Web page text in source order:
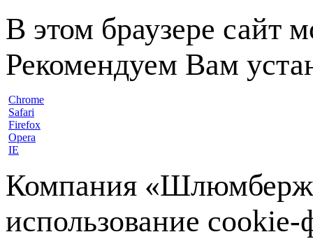
В этом браузере сайт
Рекомендуем Вам
Chrome
Safari
Firefox
Opera
IE
Компания
использование